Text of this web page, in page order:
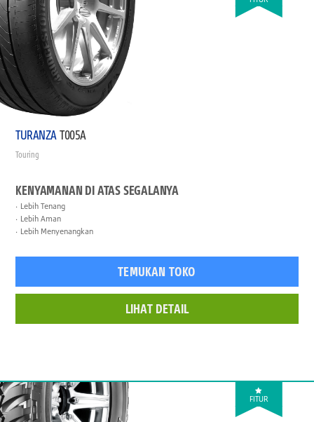
TURANZAT005A
Touring
KENYAMANAN DI ATAS SEGALANYA
Lebih Tenang
Lebih Aman
Lebih Menyenangkan
TEMUKAN TOKO
LIHAT DETAIL
FITUR